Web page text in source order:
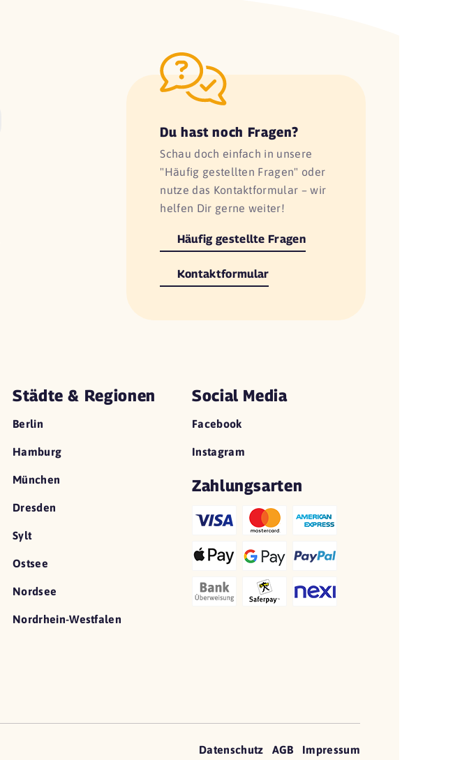
Du hast noch Fragen?
Schau doch einfach in unsere
"Häufig gestellten Fragen" oder
nutze das Kontaktformular – wir
helfen Dir gerne weiter!
Häufig gestellte Fragen
Kontaktformular
Städte & Regionen
Berlin
Hamburg
München
Dresden
Sylt
Ostsee
Nordsee
Nordrhein-Westfalen
Social Media
Facebook
Instagram
Zahlungsarten
Datenschutz AGB Impressum